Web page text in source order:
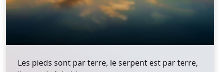
Les pieds sont par terre, le serpent est par terre,